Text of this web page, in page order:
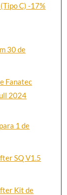
C) -17%
30 de
Fanatec
2024
1 de
SQ V1.5
Kit de